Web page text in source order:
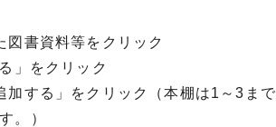
図書資料等をクリック
」をクリック
加する」をクリック（本棚は1～3ま
。）